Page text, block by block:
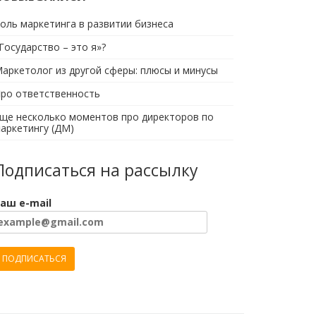
маркетинга в развитии бизнеса
– это я»?
из другой сферы: плюсы и минусы
ответственность
несколько моментов про директоров по
(ДМ)
на рассылку
e-mail